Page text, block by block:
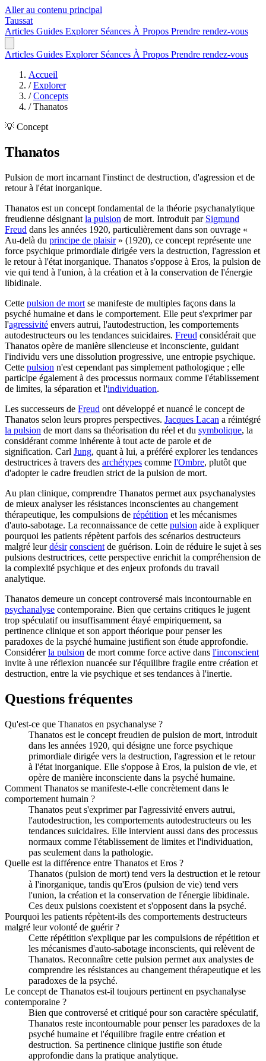
Aller au contenu principal
Taussat
Articles Guides Explorer Séances À Propos Prendre rendez-vous
Articles Guides Explorer Séances À Propos Prendre rendez-vous
Accueil
/ Explorer
/ Concepts
/ Thanatos
💡 Concept
Thanatos
Pulsion de mort incarnant l'instinct de destruction, d'agression et de
retour à l'état inorganique.
Thanatos est un concept fondamental de la théorie psychanalytique
freudienne désignant la pulsion de mort. Introduit par Sigmund
Freud dans les années 1920, particulièrement dans son ouvrage «
Au-delà du principe de plaisir» (1920), ce concept représente une
force psychique primordiale dirigée vers la destruction, l'agression et
le retour à l'état inorganique. Thanatos s'oppose à Eros, la pulsion de
vie qui tend à l'union, à la création et à la conservation de l'énergie
libidinale.
Cette pulsion de mort se manifeste de multiples façons dans la
psyché humaine et dans le comportement. Elle peut s'exprimer par
l'agressivité envers autrui, l'autodestruction, les comportements
autodestructeurs ou les tendances suicidaires. Freud considérait que
Thanatos opère de manière silencieuse et inconsciente, guidant
l'individu vers une dissolution progressive, une entropie psychique.
Cette pulsion n'est cependant pas simplement pathologique ; elle
participe également à des processus normaux comme l'établissement
de limites, la séparation et l'individuation.
Les successeurs de Freud ont développé et nuancé le concept de
Thanatos selon leurs propres perspectives. Jacques Lacan a réintégré
la pulsion de mort dans sa théorisation du réel et du symbolique, la
considérant comme inhérente à tout acte de parole et de
signification. Carl Jung, quant à lui, a préféré explorer les tendances
destructrices à travers des archétypes comme l'Ombre, plutôt que
d'adopter le cadre freudien strict de la pulsion de mort.
Au plan clinique, comprendre Thanatos permet aux psychanalystes
de mieux analyser les résistances inconscientes au changement
thérapeutique, les compulsions de répétition et les mécanismes
d'auto-sabotage. La reconnaissance de cette pulsion aide à expliquer
pourquoi les patients répètent parfois des scénarios destructeurs
malgré leurdésir conscient de guérison. Loin de réduire le sujet à ses
pulsions destructrices, cette perspective enrichit la compréhension de
la complexité psychique et des enjeux profonds du travail
analytique.
Thanatos demeure un concept controversé mais incontournable en
psychanalyse contemporaine. Bien que certains critiques le jugent
trop spéculatif ou insuffisamment étayé empiriquement, sa
pertinence clinique et son apport théorique pour penser les
paradoxes de la psyché humaine justifient son étude approfondie.
Considérerla pulsion de mort comme force active dans l'inconscient
invite à une réflexion nuancée sur l'équilibre fragile entre création et
destruction, entre la vie psychique et ses tendances à l'inertie.
Questions fréquentes
Qu'est-ce que Thanatos en psychanalyse ?
Thanatos est le concept freudien de pulsion de mort, introduit
dans les années 1920, qui désigne une force psychique
primordiale dirigée vers la destruction, l'agression et le retour
à l'état inorganique. Elle s'oppose à Eros, la pulsion de vie, et
opère de manière inconsciente dans la psyché humaine.
Comment Thanatos se manifeste-t-elle concrètement dans le
comportement humain ?
Thanatos peut s'exprimer par l'agressivité envers autrui,
l'autodestruction, les comportements autodestructeurs ou les
tendances suicidaires. Elle intervient aussi dans des processus
normaux comme l'établissement de limites et l'individuation,
pas seulement dans la pathologie.
Quelle est la différence entre Thanatos et Eros ?
Thanatos (pulsion de mort) tend vers la destruction et le retour
à l'inorganique, tandis qu'Eros (pulsion de vie) tend vers
l'union, la création et la conservation de l'énergie libidinale.
Ces deux pulsions coexistent et s'opposent dans la psyché.
Pourquoi les patients répètent-ils des comportements destructeurs
malgré leur volonté de guérir ?
Cette répétition s'explique par les compulsions de répétition et
les mécanismes d'auto-sabotage inconscients, qui relèvent de
Thanatos. Reconnaître cette pulsion permet aux analystes de
comprendre les résistances au changement thérapeutique et les
paradoxes de la psyché.
Le concept de Thanatos est-il toujours pertinent en psychanalyse
contemporaine ?
Bien que controversé et critiqué pour son caractère spéculatif,
Thanatos reste incontournable pour penser les paradoxes de la
psyché humaine et l'équilibre fragile entre création et
destruction. Sa pertinence clinique justifie son étude
approfondie dans la pratique analytique.